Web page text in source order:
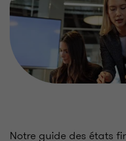
Notre guide des états